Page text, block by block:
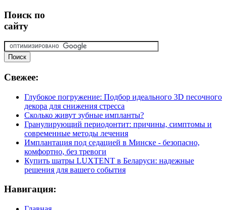
Поиск по
сайту
Свежее:
Глубокое погружение: Подбор идеального 3D песочного
декора для снижения стресса
Сколько живут зубные импланты?
Гранулирующий периодонтит: причины, симптомы и
современные методы лечения
Имплантация под седацией в Минске - безопасно,
комфортно, без тревоги
Купить шатры LUXTENT в Беларуси: надежные
решения для вашего события
Навигация: